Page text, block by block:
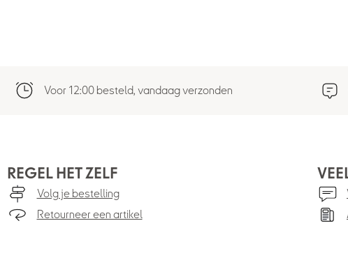
Voor 12:00 besteld, vandaag verzonden
REGEL HET ZELF
Volg je bestelling
Retourneer een artikel